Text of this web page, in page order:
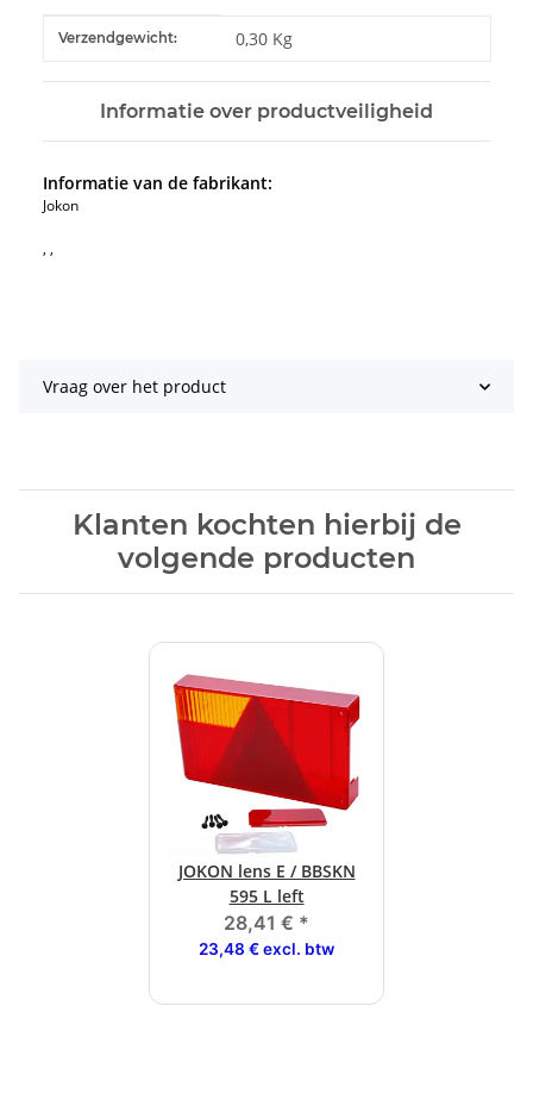
#productDetails.itemInformation#
#productDetails.itemValue#
Verzendgewicht: 0,30 Kg
Informatie over productveiligheid
Informatie van de fabrikant:
Jokon
, ,
Vraag over het product
Klanten kochten hierbij de
volgende producten
JOKON lens E / BBSKN
595 L left
28,41 € *
23,48 € excl. btw